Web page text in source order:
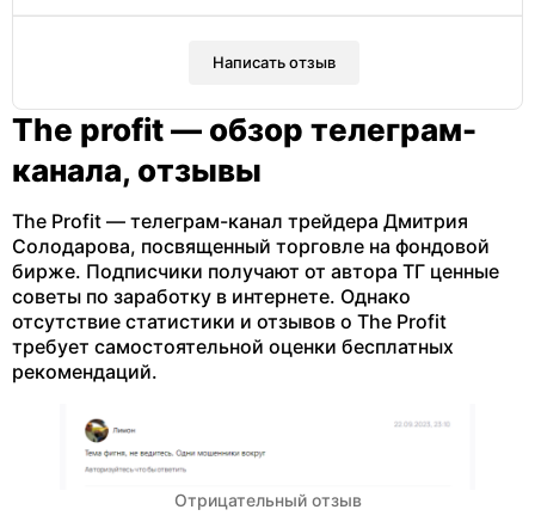
Написать отзыв
The profit — обзор телеграм-
канала, отзывы
The Profit — телеграм-канал трейдера Дмитрия
Солодарова, посвященный торговле на фондовой
бирже. Подписчики получают от автора ТГ ценные
советы по заработку в интернете. Однако
отсутствие статистики и отзывов о The Profit
требует самостоятельной оценки бесплатных
рекомендаций.
Отрицательный отзыв